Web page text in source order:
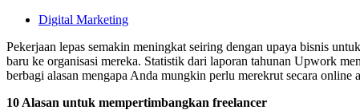
Digital Marketing
Pekerjaan lepas semakin meningkat seiring dengan upaya bisnis
baru ke organisasi mereka. Statistik dari laporan tahunan Upwork
berbagi alasan mengapa Anda mungkin perlu merekrut secara online
10 Alasan untuk mempertimbangkan freelancer